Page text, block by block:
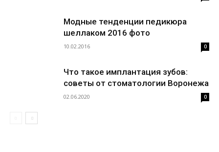
Модные тенденции педикюра
шеллаком 2016 фото
10.02.2016 0
Что такое имплантация зубов:
советы от стоматологии Воронежа
02.06.2020 0